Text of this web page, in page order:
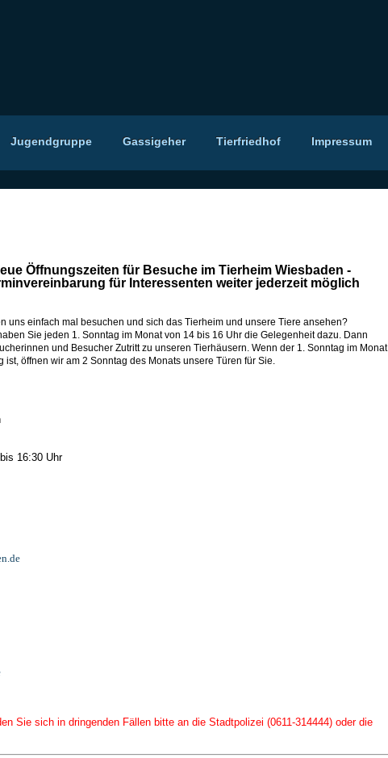
Jugendgruppe Gassigeher Tierfriedhof Impressum
Öffnungszeiten für Besuche im Tierheim Wiesbaden -
für Interessenten weiter jederzeit möglich
uns einfach mal besuchen und sich das Tierheim und unsere Tiere ansehen?
Sie jeden 1. Sonntag im Monat von 14 bis 16 Uhr die Gelegenheit dazu. Dann
und Besucher Zutritt zu unseren Tierhäusern. Wenn der 1. Sonntag im Monat
ist, öffnen wir am 2 Sonntag des Monats unsere Türen für Sie.
16:30 Uhr
Sie sich in dringenden Fällen bitte an die Stadtpolizei (0611-314444) oder die